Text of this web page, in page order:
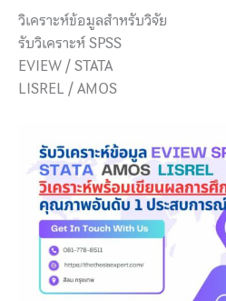
วิเคราะห์ข้อมูลสำหรับวิจัย
รับวิเคราะห์ SPSS
EVIEW / STATA
LISREL / AMOS